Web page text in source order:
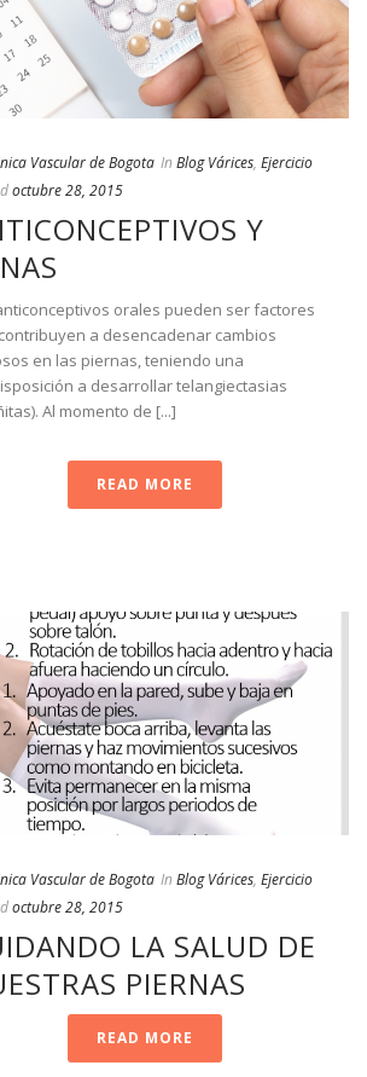
Vascular de Bogota In Blog Várices, Ejercicio
octubre 28, 2015
Y
orales pueden ser factores
a desencadenar cambios
en las piernas, teniendo una
a desarrollar telangiectasias
Al momento de [...]
READ MORE
Vascular de Bogota In Blog Várices, Ejercicio
octubre 28, 2015
LA SALUD DE
PIERNAS
READ MORE